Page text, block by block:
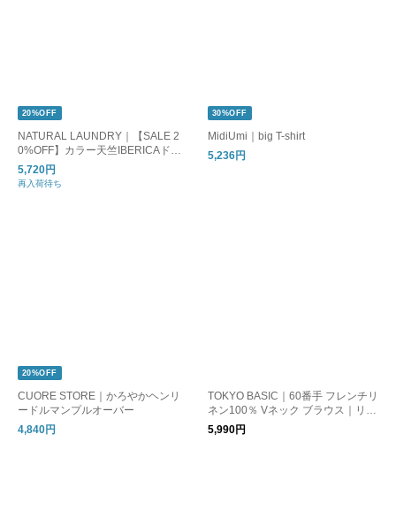
20%OFF
NATURAL LAUNDRY｜【SALE 2
0%OFF】カラー天竺IBERICAドル
マンTシャツ トップス カットソー
プルオーバー レディース 半袖 ロゴ
5,720円
再入荷待ち
30%OFF
MidiUmi｜big T-shirt
5,236円
20%OFF
CUORE STORE｜かろやかヘンリ
ードルマンプルオーバー
4,840円
TOKYO BASIC｜60番手 フレンチリ
ネン100％ Vネック ブラウス｜リネ
ンシャツ リネンブラウス
5,990円